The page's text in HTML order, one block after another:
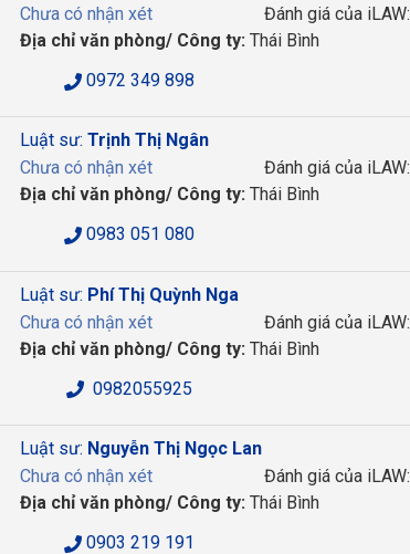
Chưa có nhận xét
Đánh giá của iLAW:
Địa chỉ văn phòng/ Công ty: Thái Bình
0972 349 898
Luật sư: Trịnh Thị Ngân
Chưa có nhận xét
Đánh giá của iLAW:
Địa chỉ văn phòng/ Công ty: Thái Bình
0983 051 080
Luật sư: Phí Thị Quỳnh Nga
Chưa có nhận xét
Đánh giá của iLAW:
Địa chỉ văn phòng/ Công ty: Thái Bình
0982055925
Luật sư: Nguyễn Thị Ngọc Lan
Chưa có nhận xét
Đánh giá của iLAW:
Địa chỉ văn phòng/ Công ty: Thái Bình
0903 219 191